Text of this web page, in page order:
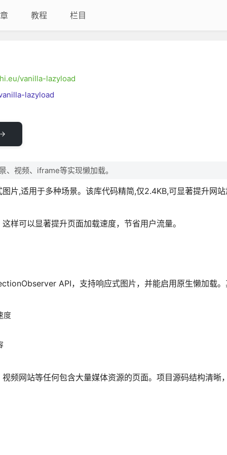
教程 栏目
vanilla-lazyload
lazyload
视频、iframe等实现懒加载。
片,适用于多种场景。该库代码精简,仅2.4KB,可显著提升网
样可以显著提升页面加载速度，节省用户流量。
API，支持响应式图片，并能启用原生懒加载。
度
频网站等任何包含大量媒体资源的页面。项目源码结构清晰